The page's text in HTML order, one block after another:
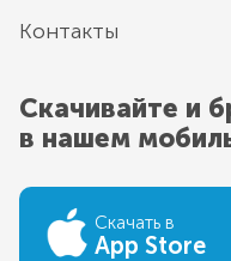
Контакты
Скачивайте и
в нашем
Скачать в
App Store